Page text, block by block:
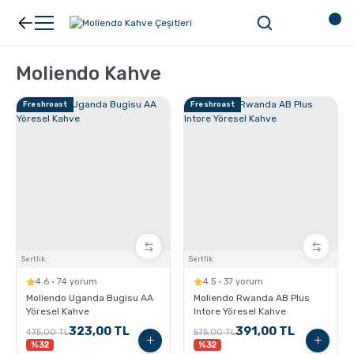
Geri Dön
Kahve
Nespresso Uyumlu Kapsül Kahve
Geri Dön
Ekipman
Chemex
Moliendo Kahve
Freshroast
Sertlik:
4.6 · 74 yorum
Moliendo Uganda Bugisu AA
Yöresel Kahve
475,00 TL323,00 TL
%32
Freshroast
Sertlik:
4.5 · 37 yorum
Moliendo Rwanda AB Plus
Intore Yöresel Kahve
575,00 TL391,00 TL
%32